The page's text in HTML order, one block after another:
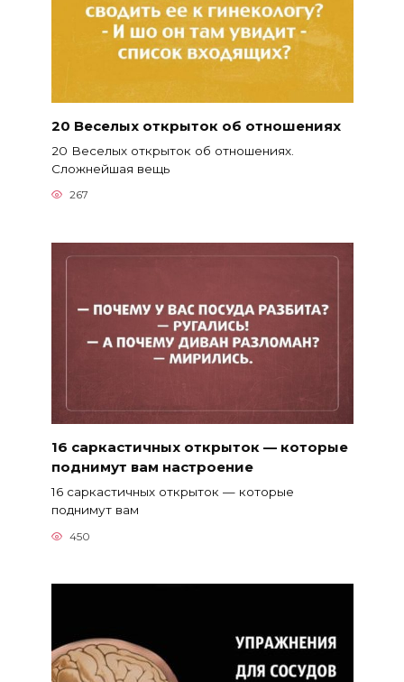
20 Веселых открыток об отношениях
20 Веселых открыток об отношениях.
Сложнейшая вещь
267
16 саркастичных открыток — которые
поднимут вам настроение
16 саркастичных открыток — которые
поднимут вам
450